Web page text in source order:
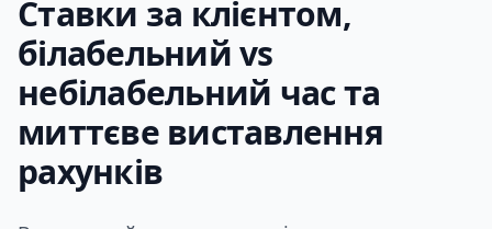
Ставки за клієнтом,
білабельний vs
небілабельний час та
миттєве виставлення
рахунків